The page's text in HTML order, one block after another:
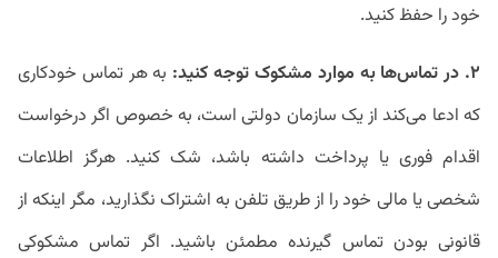
خود را حفظ کنید.
۲. در تماس‌ها به موارد مشکوک توجه کنید:
به هر تماس خودکاری
که ادعا می‌کند از یک سازمان دولتی است، به خصوص اگر درخواست
اقدام فوری یا پرداخت داشته باشد، شک کنید. هرگز اطلاعات
شخصی یا مالی خود را از طریق تلفن به اشتراک نگذارید، مگر اینکه از
قانونی بودن تماس گیرنده مطمئن باشید. اگر تماس مشکوکی